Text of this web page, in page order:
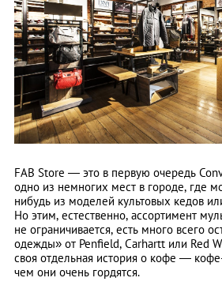
FAB Store — это в первую очередь
одно из немногих мест в городе, где
нибудь из моделей культовых кедов
Но этим, естественно, ассортимент
не ограничивается, есть много всего
одежды» от Penfield, Carhartt или Red
своя отдельная история о кофе —
чем они очень гордятся.